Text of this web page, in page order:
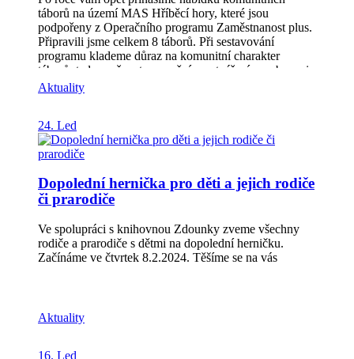
táborů na území MAS Hříběcí hory, které jsou
podpořeny z Operačního programu Zaměstnanost plus.
Připravili jsme celkem 8 táborů. Při sestavování
programu klademe důraz na komunitní charakter
táborů, tedy možnost upevnění a vytváření vazeb mezi
dětmi a jejich rodinami v místě, kde žijí, nebo v
komunitách, kde jsou aktivní (např. různá zájmová
jsou všeobecně zaměřené a na děti čeká spousta zábavy
při plnění zábavných i logických úkolů, sportování na
hřištích, pobyt v přírodě. Nebudou chybět výlety,
hry a další aktivity. Přihlášky na tábory najdete pod
tímto odkazem: Komunitní tábory – Poznejte Hříběcí
Aktuality
24. Led
Dopolední hernička pro děti a jejich rodiče
či prarodiče
Ve spolupráci s knihovnou Zdounky zveme všechny
rodiče a prarodiče s dětmi na dopolední herničku.
Začínáme ve čtvrtek 8.2.2024. Těšíme se na vás
Aktuality
16. Led